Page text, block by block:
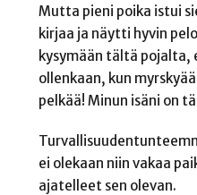
Mutta pieni poika istui
kirjaa ja näytti hyvin
kysymään tältä pojalta,
ollenkaan, kun
pelkää! Minun isäni on
ei olekaan niin vakaa
ajatelleet sen olevan.